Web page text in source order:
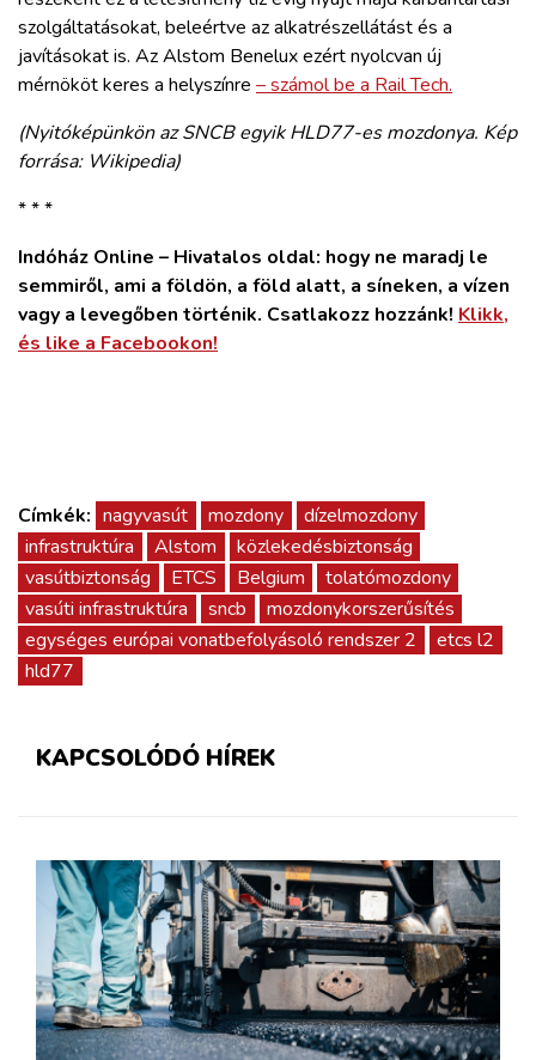
szolgáltatásokat, beleértve az alkatrészellátást és a
javításokat is. Az Alstom Benelux ezért nyolcvan új
mérnököt keres a helyszínre – számol be a Rail Tech.
(Nyitóképünkön az SNCB egyik HLD77-es mozdonya. Kép
forrása: Wikipedia)
* * *
Indóház Online – Hivatalos oldal: hogy ne maradj le
semmiről, ami a földön, a föld alatt, a síneken, a vízen
vagy a levegőben történik. Csatlakozz hozzánk! Klikk,
és like a Facebookon!
Címkék: nagyvasút mozdony
dízelmozdony
infrastruktúra
Alstom
közlekedésbiztonság
vasútbiztonság
ETCS Belgium
tolatómozdony
vasúti infrastruktúra
sncb
mozdonykorszerűsítés
egységes európai vonatbefolyásoló rendszer 2
etcs l2
hld77
KAPCSOLÓDÓ HÍREK